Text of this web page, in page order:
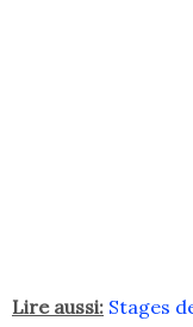
Lire aussi: Stages